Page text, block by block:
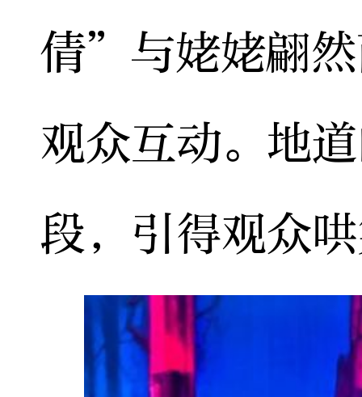
倩”与姥姥翩
观众互动。地
段，引得观众